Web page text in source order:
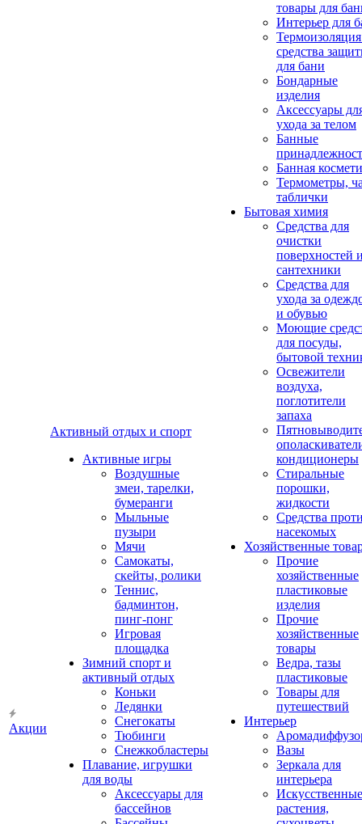
Акции
Активный отдых и спорт
Активные игры
Воздушные
змеи, тарелки,
бумеранги
Мыльные
пузыри
Мячи
Самокаты,
скейты, ролики
Теннис,
бадминтон,
пинг-понг
Игровая
площадка
Зимний спорт и
активный отдых
Коньки
Ледянки
Снегокаты
Тюбинги
Снежкобластеры
Плавание, игрушки
для воды
Аксессуары для
бассейнов
товары для
Интерьер для
средства
для бани
Бондарные
изделия
Аксеcсуары
ухода за телом
Банные
Банная
Термометры,
таблички
Бытовая химия
Средства для
очистки
поверхностей
сантехники
Средства для
ухода за
и обувью
Моющие
для посуды,
бытовой
Освежители
воздуха,
поглотители
запаха
кондиционеры
Стиральные
порошки,
жидкости
Средства
насекомых
Хозяйственные
Прочие
хозяйственные
пластиковые
изделия
Прочие
хозяйственные
товары
Ведра, тазы
пластиковые
Товары для
путешествий
Интерьер
Вазы
Зеркала для
интерьера
Искусственные
растения,